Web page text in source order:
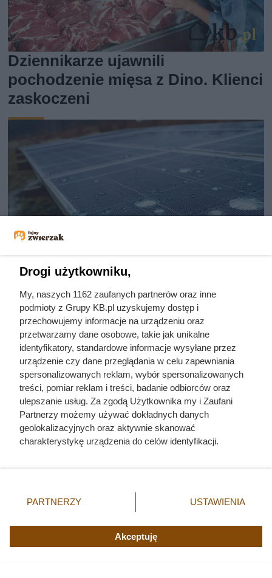
Dziennikarze ujawnili
pochodzenie mięsa z Dino. Klienci
zaskoczeni
Po 25 latach z fotowoltaiką dzieje
się coś, o czym mało kto myśli
przy zakupie
Najemca nie płacił i nie chciał
Drogi użytkowniku,
My, naszych 1162 zaufanych partnerów oraz inne
podmioty z Grupy KB.pl uzyskujemy dostęp i
przechowujemy informacje na urządzeniu oraz
przetwarzamy dane osobowe, takie jak unikalne
identyfikatory, standardowe informacje wysyłane przez
urządzenie czy dane przeglądania w celu zapewniania
spersonalizowanych reklam, wybór spersonalizowanych
treści, pomiar reklam i treści, badanie odbiorców oraz
ulepszanie usług. Za zgodą Użytkownika my i Zaufani
Partnerzy możemy używać dokładnych danych
geolokalizacyjnych oraz aktywnie skanować
charakterystykę urządzenia do celów identyfikacji.
zmienić/wycofać klikając przycisk ustawień prywatności
znajdujący się w lewym dolnym rogu strony. Niektóre
użytkownika, ale masz prawo sprzeciwić się takiemu
przetwarzaniu. Preferencje będą miały zastosowania tylko
PARTNERZY USTAWIENIA
Akceptuję